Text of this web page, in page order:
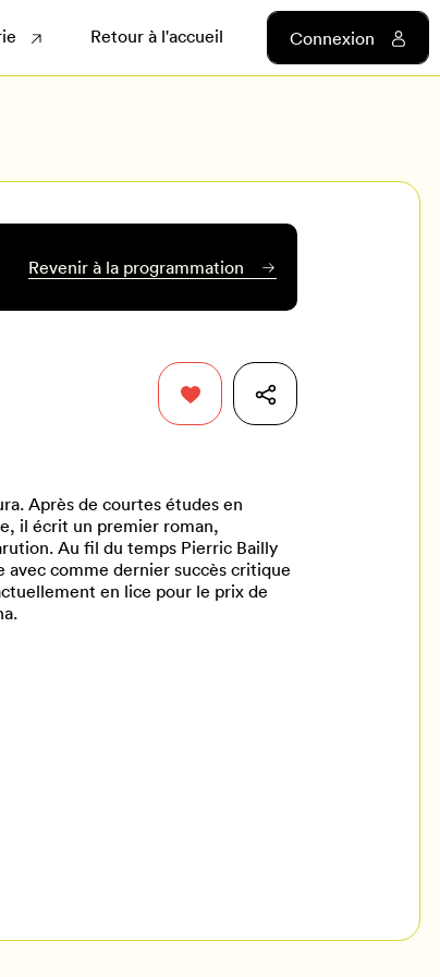
Retour à l'accueil Connexion
Revenir à la programmation
Après de courtes études en
il écrit un premier roman,
Au fil du temps Pierric Bailly
avec comme dernier succès critique
en lice pour le prix de